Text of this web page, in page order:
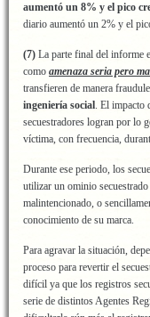
aumentó un 8% y el pico
diario aumentó un 2% y el
(7) La parte final del informe
como amenaza seria pero
transfieren de manera
ingeniería social. El impacto
secuestradores logran por lo
víctima, con frecuencia,
Durante ese periodo, los
utilizar un ominio
malintencionado, o
conocimiento de su marca.
Para agravar la situación,
proceso para revertir el
difícil ya que los registros
serie de distintos Agentes